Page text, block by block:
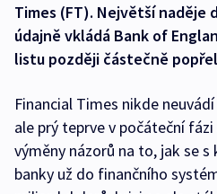
Times (FT). Největší naděje
údajně vkládá Bank of
listu později částečně
Financial Times nikde
ale prý teprve v počáteční
výměny názorů na to, jak se
banky už do finančního